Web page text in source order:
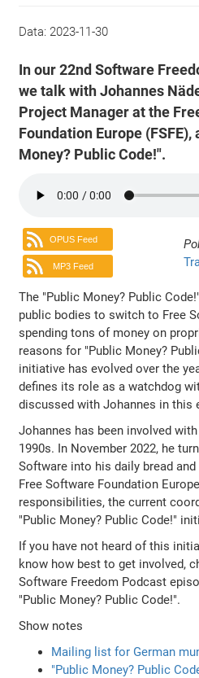
Data: 2023-11-30
In our 22nd Software
we talk with Johannes
Project Manager at the
Foundation Europe
Money? Public Code!".
OPUS Feed
MP3 Feed
The "Public Money? Public
public bodies to switch to Free
spending tons of money on
reasons for "Public Money?
initiative has evolved over the
defines its role as a watchdog
discussed with Johannes in this
Johannes has been involved
1990s. In November 2022, he
Software into his daily bread
Free Software Foundation
responsibilities, the current
"Public Money? Public Code!"
If you have not heard of this
know how best to get involved,
Software Freedom Podcast
"Public Money? Public Code!".
Show notes
Mailing list for German
"Public Money? Public